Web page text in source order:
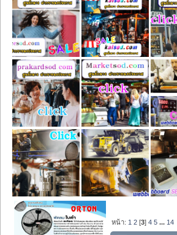
หน้า: 1 2 [3]4 5 ... 14